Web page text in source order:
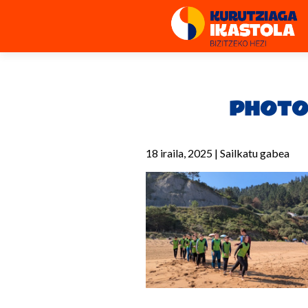
18 iraila, 2025 | Sailkatu gabea